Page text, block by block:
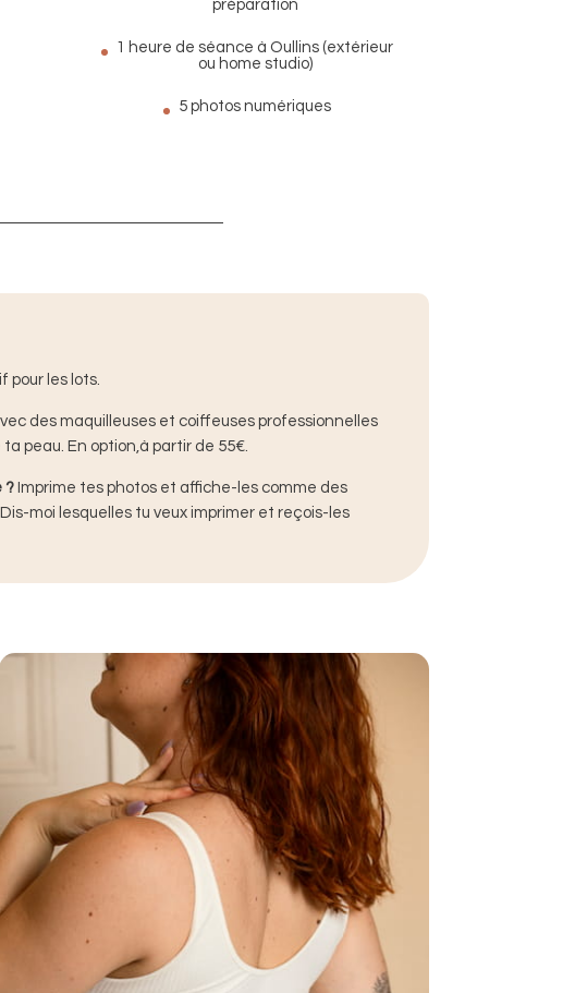
préparation
1 heure de séance à Oullins (extérieur
ou home studio)
5 photos numériques
pour les lots.​
des maquilleuses et coiffeuses professionnelles
peau. ​En option,à partir de 55€.
? Imprime tes photos et affiche-les comme des
Dis-moi lesquelles tu veux imprimer et reçois-les